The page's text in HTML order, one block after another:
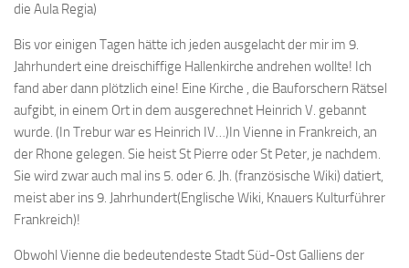
die Aula Regia)
Bis vor einigen Tagen hätte ich jeden ausgelacht der mir im 9.
Jahrhundert eine dreischiffige Hallenkirche andrehen wollte! Ich
fand aber dann plötzlich eine! Eine Kirche , die Bauforschern Rätsel
aufgibt, in einem Ort in dem ausgerechnet Heinrich V. gebannt
wurde. (In Trebur war es Heinrich IV…)In Vienne in Frankreich, an
der Rhone gelegen. Sie heist St Pierre oder St Peter, je nachdem.
Sie wird zwar auch mal ins 5. oder 6. Jh. (französische Wiki) datiert,
meist aber ins 9. Jahrhundert(Englische Wiki, Knauers Kulturführer
Frankreich)!
Obwohl Vienne die bedeutendeste Stadt Süd-Ost Galliens der